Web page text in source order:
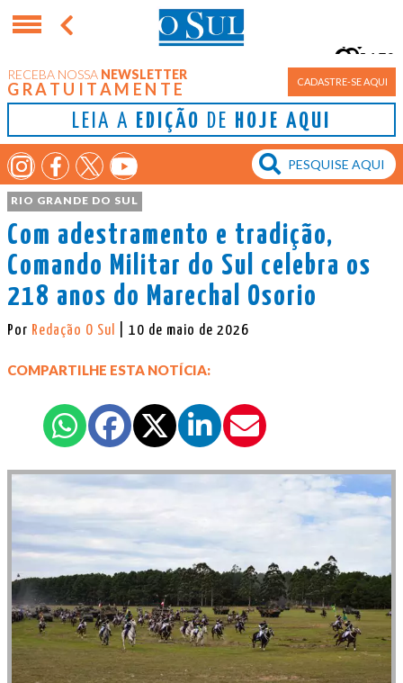
RECEBA NOSSA NEWSLETTER
GRATUITAMENTE CADASTRE-SE AQUI
LEIA A EDIÇÃO DE HOJE AQUI
Porto Alegre
15°
RIO GRANDE DO SUL
Com adestramento e tradição,
Comando Militar do Sul celebra os
218 anos do Marechal Osorio
Por Redação O Sul | 10 de maio de 2026
COMPARTILHE ESTA NOTÍCIA: